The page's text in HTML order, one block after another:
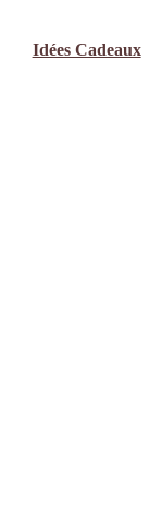
Idées Cadeaux